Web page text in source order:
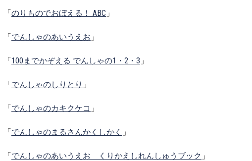
「のりものでおぼえる！ ABC 」
「でんしゃのあいうえお 」
「100までかぞえる でんしゃの1・2・3 」
「でんしゃのしりとり 」
「でんしゃのカキクケコ 」
「でんしゃのまるさんかくしかく 」
「でんしゃのあいうえお くりかえしれんしゅうブック 」